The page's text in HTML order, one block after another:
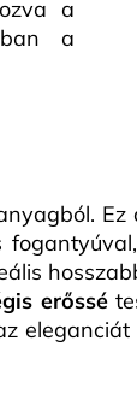
a
a
Ez
erőssé